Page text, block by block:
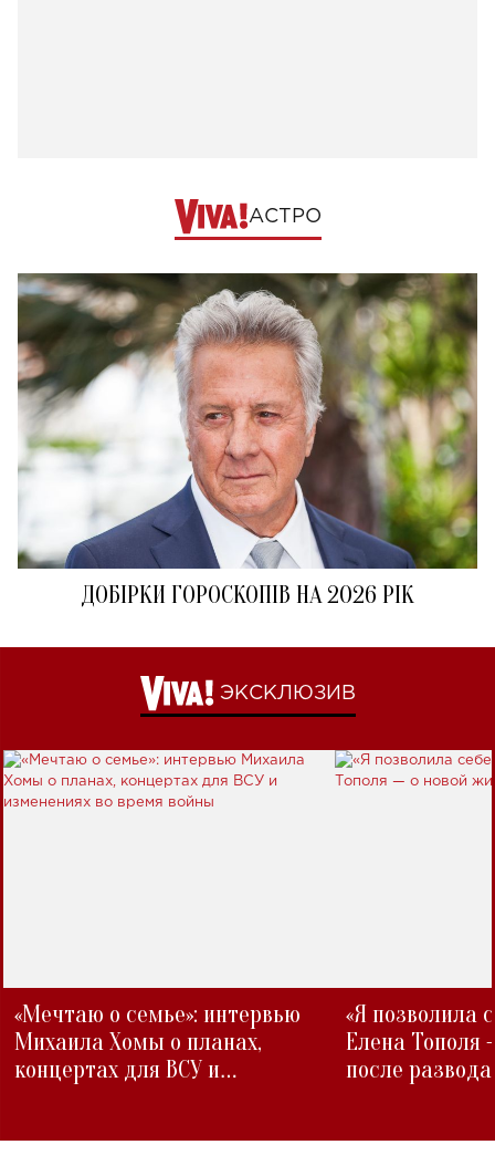
АСТРО
ДОБІРКИ ГОРОСКОПІВ НА 2026 РІК
ЭКСКЛЮЗИВ
«Мечтаю о семье»: интервью
Михаила Хомы о планах,
концертах для ВСУ и
«Я позволила
Елена Тополя
после развода